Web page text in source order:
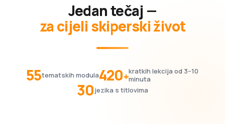
Jedan tečaj —
za cijeli skiperski život
55tematskih modula420+kratkih lekcija od 3–10
minuta
30jezika s titlovima